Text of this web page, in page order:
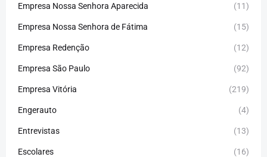
Empresa Nossa Senhora Aparecida (11)
Empresa Nossa Senhora de Fátima (15)
Empresa Redenção (12)
Empresa São Paulo (92)
Empresa Vitória (219)
Engerauto (4)
Entrevistas (13)
Escolares (16)